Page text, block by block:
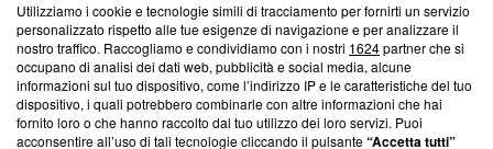
Questa sezione offre informazioni trasparenti su Blasting
News, sui nostri processi editoriali e su come ci impegniamo a
creare news di qualità. Inoltre, afferma la nostra aderenza a
‘Trust Project - News with Integrity’Blasting News non è
ancora membro del programma, ma ha richiesto di farne
parte; Trust Project non ha ancora effettuato una verifica di
Utilizziamo i cookie e tecnologie simili di tracciamento per fornirti un servizio
personalizzato rispetto alle tue esigenze di navigazione e per analizzare il
nostro traffico. Raccogliamo e condividiamo con i nostri 1624partner che si
occupano di analisi dei dati web, pubblicità e social media, alcune
informazioni sul tuo dispositivo, come l’indirizzo IP e le caratteristiche del tuo
dispositivo, i quali potrebbero combinarle con altre informazioni che hai
fornito loro o che hanno raccolto dal tuo utilizzo dei loro servizi. Puoi
acconsentire all’uso di tali tecnologie cliccando il pulsante“Accetta tutti”